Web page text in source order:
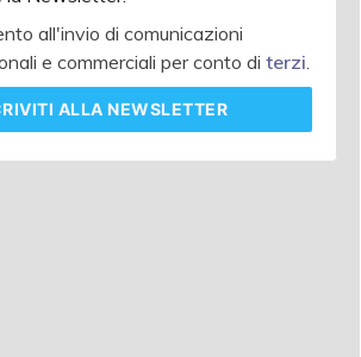
all'invio di comunicazioni
e commerciali per conto di terzi
ALLA NEWSLETTER